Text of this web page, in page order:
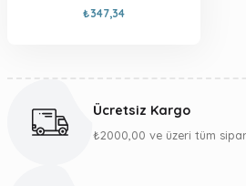
₺347,34
Ücretsiz Kargo
₺2000,00 ve üzeri tüm